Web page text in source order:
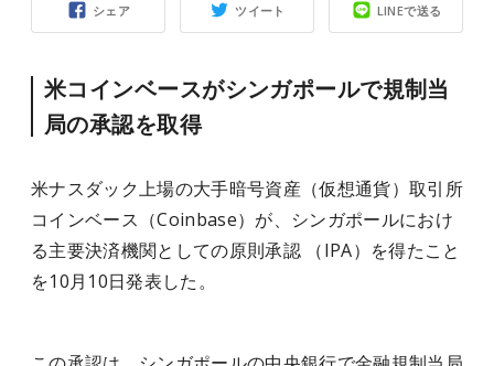
シェア ツイート LINEで送る
米コインベースがシンガポールで規制当
局の承認を取得
米ナスダック上場の大手暗号資産（仮想通貨）取引所
コインベース（Coinbase）が、シンガポールにおけ
る主要決済機関としての原則承認 （IPA）を得たこと
を10月10日発表した。